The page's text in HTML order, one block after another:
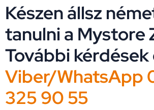
Készen állsz
tanulni a Mystore
További kérdések
Viber/WhatsApp
325 90 55